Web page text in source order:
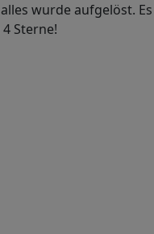
wurde aufgelöst.
Sterne!